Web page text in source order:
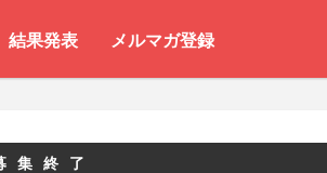
結果発表 メルマガ登録
集終了